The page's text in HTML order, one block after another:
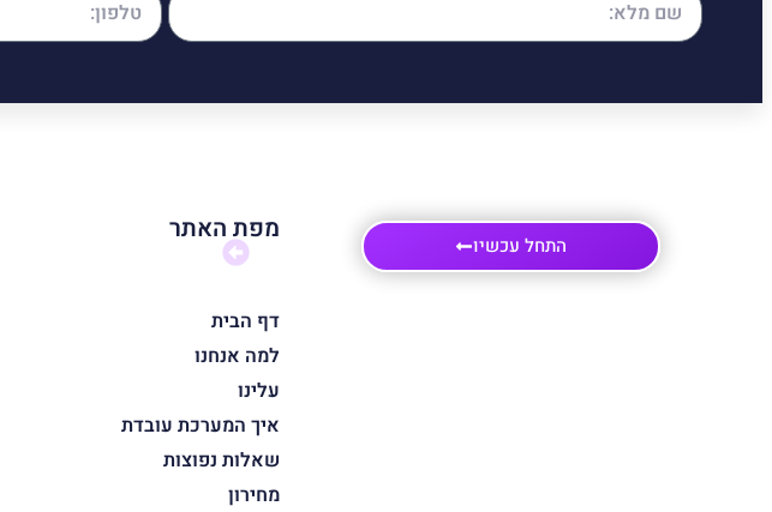
התחל עכשיו מפת האתר
דף הבית
למה אנחנו
עלינו
איך המערכת עובדת
שאלות נפוצות
מחירון